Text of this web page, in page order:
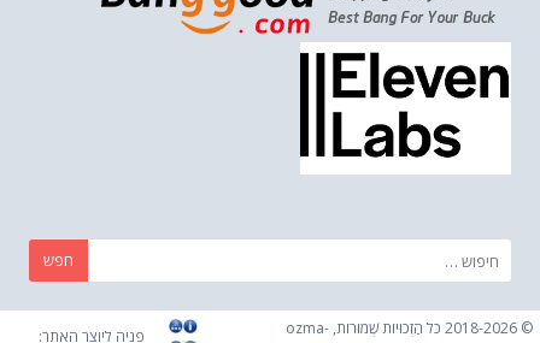
חפש:
© 2018-2026 כֹּל הַזְכוּיוֹת שְׁמוּרוֹת, ozma-
פניה ליוצר האתר: